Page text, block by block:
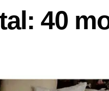
40